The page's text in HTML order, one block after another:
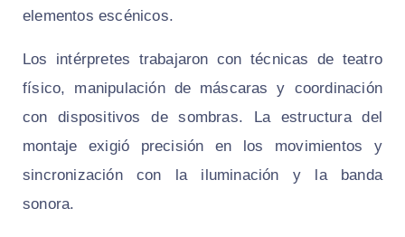
elementos escénicos.
Los intérpretes trabajaron con técnicas de teatro
físico, manipulación de máscaras y coordinación
con dispositivos de sombras. La estructura del
montaje exigió precisión en los movimientos y
sincronización con la iluminación y la banda
sonora.